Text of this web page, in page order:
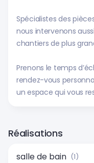
Spécialistes des
nous intervenons
chantiers de plus
Prenons le temps
rendez-vous
un espace qui vous
Réalisations
salle de bain (1)